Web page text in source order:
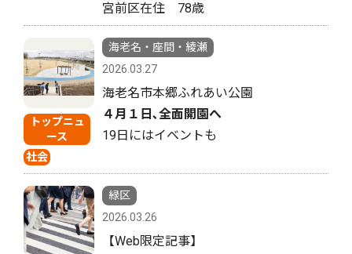
宮前区在住 78歳
トップニュ
ース
社会
海老名・座間・綾瀬
2026.03.27
海老名市本郷ふれあい公園
４月１日､全面開園へ
19日にはイベントも
緑区
2026.03.26
【Web限定記事】